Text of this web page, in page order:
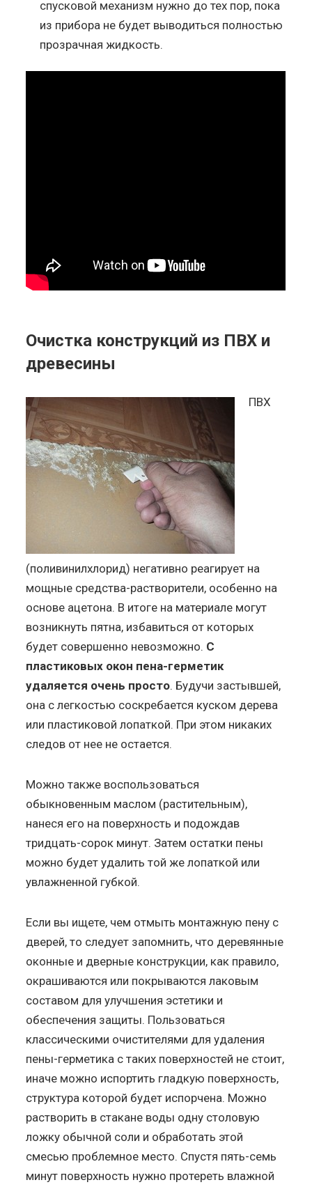
спусковой механизм нужно до тех пор, пока
из прибора не будет выводиться полностью
прозрачная жидкость.
Очистка конструкций из ПВХ и
древесины
ПВХ
(поливинилхлорид) негативно реагирует на
мощные средства-растворители, особенно на
основе ацетона. В итоге на материале могут
возникнуть пятна, избавиться от которых
будет совершенно невозможно. С
пластиковых окон пена-герметик
удаляется очень просто. Будучи застывшей,
она с легкостью соскребается куском дерева
или пластиковой лопаткой. При этом никаких
следов от нее не остается.
Можно также воспользоваться
обыкновенным маслом (растительным),
нанеся его на поверхность и подождав
тридцать-сорок минут. Затем остатки пены
можно будет удалить той же лопаткой или
увлажненной губкой.
Если вы ищете, чем отмыть монтажную пену с
дверей, то следует запомнить, что деревянные
оконные и дверные конструкции, как правило,
окрашиваются или покрываются лаковым
составом для улучшения эстетики и
обеспечения защиты. Пользоваться
классическими очистителями для удаления
пены-герметика с таких поверхностей не стоит,
иначе можно испортить гладкую поверхность,
структура которой будет испорчена. Можно
растворить в стакане воды одну столовую
ложку обычной соли и обработать этой
смесью проблемное место. Спустя пять-семь
минут поверхность нужно протереть влажной